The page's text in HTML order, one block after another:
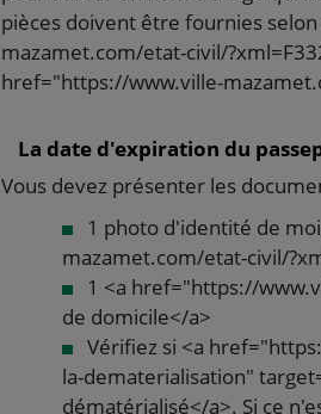
pièces doivent être fournies
mazamet.com/etat-civil/
href="https://www.ville-
La date d'expiration du
Vous devez présenter les
1 photo d'identité de
mazamet.com/etat-civil/
1 <a href="https://
de domicile</a>
Vérifiez si <a
la-dematerialisation"
dématérialisé</a>. Si ce